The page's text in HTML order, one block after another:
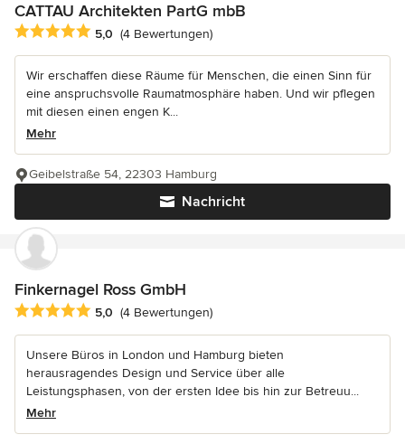
CATTAU Architekten PartG mbB
Durchschnittliche Bewertung: 5 von 5 Sternen
5,0 (4 Bewertungen)
Wir erschaffen diese Räume für Menschen, die einen Sinn für
eine anspruchsvolle Raumatmosphäre haben. Und wir pflegen
mit diesen einen engen K...
Mehr
Nachricht
Geibelstraße 54, 22303 Hamburg
Finkernagel Ross GmbH
Durchschnittliche Bewertung: 5 von 5 Sternen
5,0 (4 Bewertungen)
Unsere Büros in London und Hamburg bieten
herausragendes Design und Service über alle
Leistungsphasen, von der ersten Idee bis hin zur Betreuu...
Mehr